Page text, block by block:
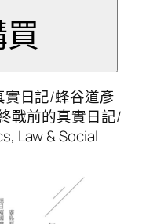
實日記/蜂谷道彥
戰前的真實日記/
Law & Social